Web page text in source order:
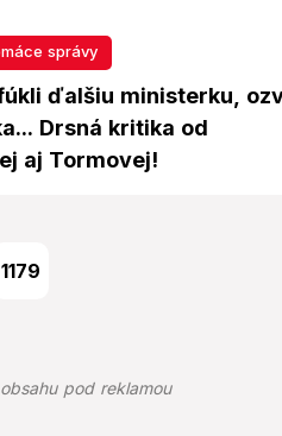
správy
ďalšiu ministerku,
Drsná kritika od
aj Tormovej!
1179
pod reklamou